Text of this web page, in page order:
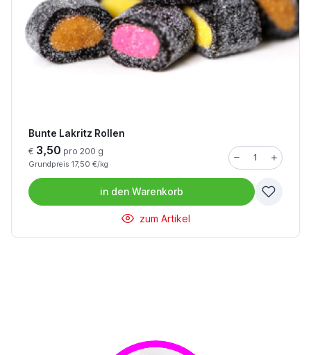
Bunte Lakritz Rollen
€ 3,50 pro 200 g
Grundpreis 17,50 €/kg
in den Warenkorb
zum Artikel